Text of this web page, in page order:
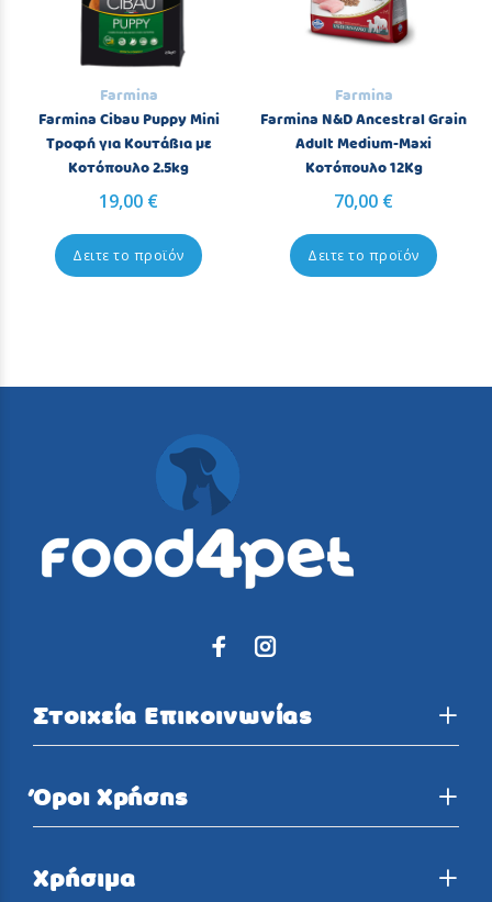
Farmina
Farmina Cibau Puppy Mini
Τροφή για Κουτάβια με
Κοτόπουλο 2.5kg
19,00 €
Δειτε το προϊόν
Farmina
Farmina N&D Ancestral Grain
Adult Medium-Maxi
Κοτόπουλο 12Kg
70,00 €
Δειτε το προϊόν
Στοιχεία Επικοινωνίας
Όροι Χρήσης
Χρήσιμα